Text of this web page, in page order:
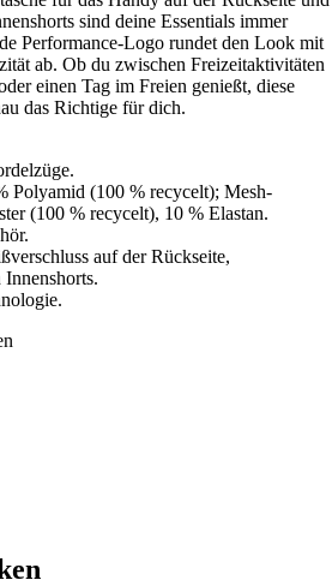
sind deine Essentials immer
Performance-Logo rundet den Look mit
ab. Ob du zwischen Freizeitaktivitäten
einen Tag im Freien genießt, diese
das Richtige für dich.
Polyamid (100 % recycelt); Mesh-
(100 % recycelt), 10 % Elastan.
auf der Rückseite,
Innenshorts.